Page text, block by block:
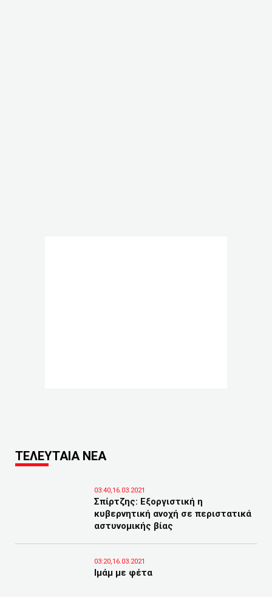
ΤΕΛΕΥΤΑΙΑ ΝΕΑ
03:40,16.03.2021
Σπίρτζης: Εξοργιστική η
κυβερνητική ανοχή σε περιστατικά
αστυνομικής βίας
03:20,16.03.2021
Ιμάμ με φέτα